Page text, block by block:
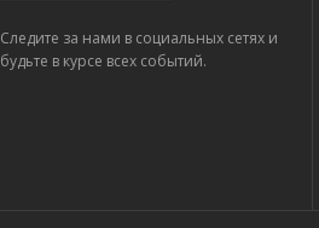
Следите за нами в социальных сетях и
будьте в курсе всех событий.